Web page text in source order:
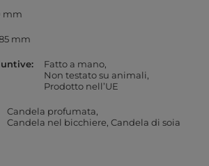
mm
mm
Fatto a mano
Non testato su animali
Prodotto nell’UE
Candela profumata
Candela nel bicchiere Candela di soia